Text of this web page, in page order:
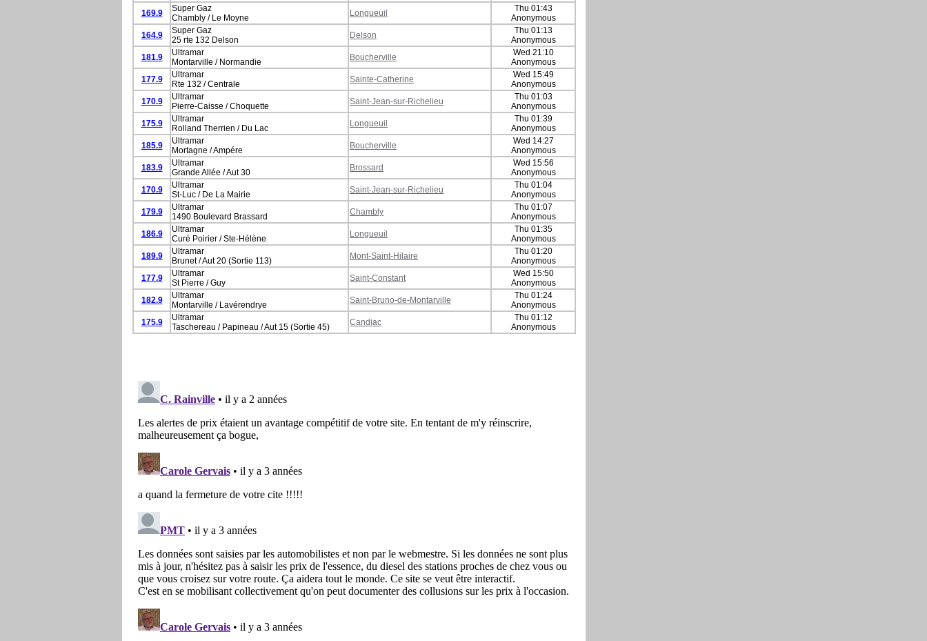
169.9
Super Gaz
Chambly / Le Moyne
Longueuil
Thu 01:43
Anonymous
164.9
Super Gaz
25 rte 132 Delson
Delson
Thu 01:13
Anonymous
181.9
Ultramar
Montarville / Normandie
Boucherville
Wed 21:10
Anonymous
177.9
Ultramar
Rte 132 / Centrale
Sainte-Catherine
Wed 15:49
Anonymous
170.9
Ultramar
Pierre-Caisse / Choquette
Saint-Jean-sur-Richelieu
Thu 01:03
Anonymous
175.9
Ultramar
Rolland Therrien / Du Lac
Longueuil
Thu 01:39
Anonymous
185.9
Ultramar
Mortagne / Ampére
Boucherville
Wed 14:27
Anonymous
183.9
Ultramar
Grande Allée / Aut 30
Brossard
Wed 15:56
Anonymous
170.9
Ultramar
St-Luc / De La Mairie
Saint-Jean-sur-Richelieu
Thu 01:04
Anonymous
179.9
Ultramar
1490 Boulevard Brassard
Chambly
Thu 01:07
Anonymous
186.9
Ultramar
Curé Poirier / Ste-Hélène
Longueuil
Thu 01:35
Anonymous
189.9
Ultramar
Brunet / Aut 20 (Sortie 113)
Mont-Saint-Hilaire
Thu 01:20
Anonymous
177.9
Ultramar
St Pierre / Guy
Saint-Constant
Wed 15:50
Anonymous
182.9
Ultramar
Montarville / Lavérendrye
Saint-Bruno-de-Montarville
Thu 01:24
Anonymous
175.9
Ultramar
Taschereau / Papineau / Aut 15 (Sortie 45)
Candiac
Thu 01:12
Anonymous